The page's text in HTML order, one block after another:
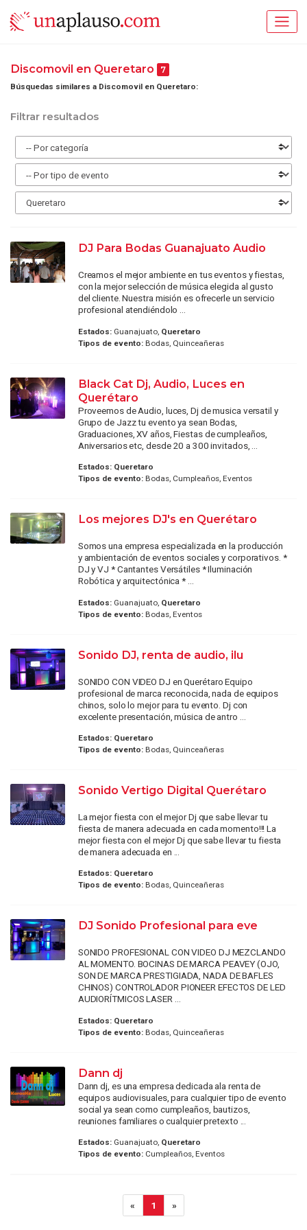
Discomovil en Queretaro 7
Búsquedas similares a Discomovil en Queretaro:
Filtrar resultados
DJ Para Bodas Guanajuato Audio
Creamos el mejor ambiente en tus eventos y fiestas,
con la mejor selección de música elegida al gusto
del cliente. Nuestra misión es ofrecerle un servicio
profesional atendiéndolo ...
Estados:Guanajuato, Queretaro
Tipos de evento:Bodas, Quinceañeras
Black Cat Dj, Audio, Luces en
Querétaro
Proveemos de Audio, luces, Dj de musica versatil y
Grupo de Jazz tu evento ya sean Bodas,
Graduaciones, XV años, Fiestas de cumpleaños,
Aniversarios etc, desde 20 a 300 invitados, ...
Estados: Queretaro
Tipos de evento:Bodas, Cumpleaños, Eventos
Los mejores DJ's en Querétaro
Somos una empresa especializada en la producción
y ambientación de eventos sociales y corporativos. *
DJ y VJ * Cantantes Versátiles * Iluminación
Robótica y arquitectónica * ...
Estados:Guanajuato, Queretaro
Tipos de evento:Bodas, Eventos
Sonido DJ, renta de audio, ilu
SONIDO CON VIDEO DJ en Querétaro Equipo
profesional de marca reconocida, nada de equipos
chinos, solo lo mejor para tu evento. Dj con
excelente presentación, música de antro ...
Estados: Queretaro
Tipos de evento:Bodas, Quinceañeras
Sonido Vertigo Digital Querétaro
La mejor fiesta con el mejor Dj que sabe llevar tu
fiesta de manera adecuada en cada momento!!! La
mejor fiesta con el mejor Dj que sabe llevar tu fiesta
de manera adecuada en ...
Estados: Queretaro
Tipos de evento:Bodas, Quinceañeras
DJ Sonido Profesional para eve
SONIDO PROFESIONAL CON VIDEO DJ MEZCLANDO
AL MOMENTO. BOCINAS DE MARCA PEAVEY (OJO,
SON DE MARCA PRESTIGIADA, NADA DE BAFLES
CHINOS) CONTROLADOR PIONEER EFECTOS DE LED
AUDIORÍTMICOS LASER ...
Estados: Queretaro
Tipos de evento:Bodas, Quinceañeras
Dann dj
Dann dj, es una empresa dedicada ala renta de
equipos audiovisuales, para cualquier tipo de evento
social ya sean como cumpleaños, bautizos,
reuniones familiares o cualquier pretexto ...
Estados:Guanajuato, Queretaro
Tipos de evento:Cumpleaños, Eventos
« 1 »